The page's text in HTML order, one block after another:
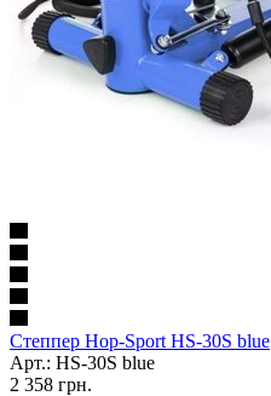
Степпер Hop-Sport HS-30S blue
Арт.: HS-30S blue
2 358 грн.